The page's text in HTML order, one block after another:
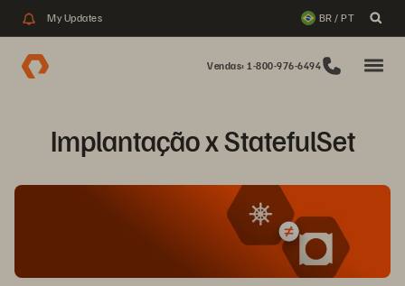
My Updates BR / PT
Vendas: 1-800-976-6494
Implantação x StatefulSet